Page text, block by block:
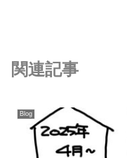
関連記事
Blog